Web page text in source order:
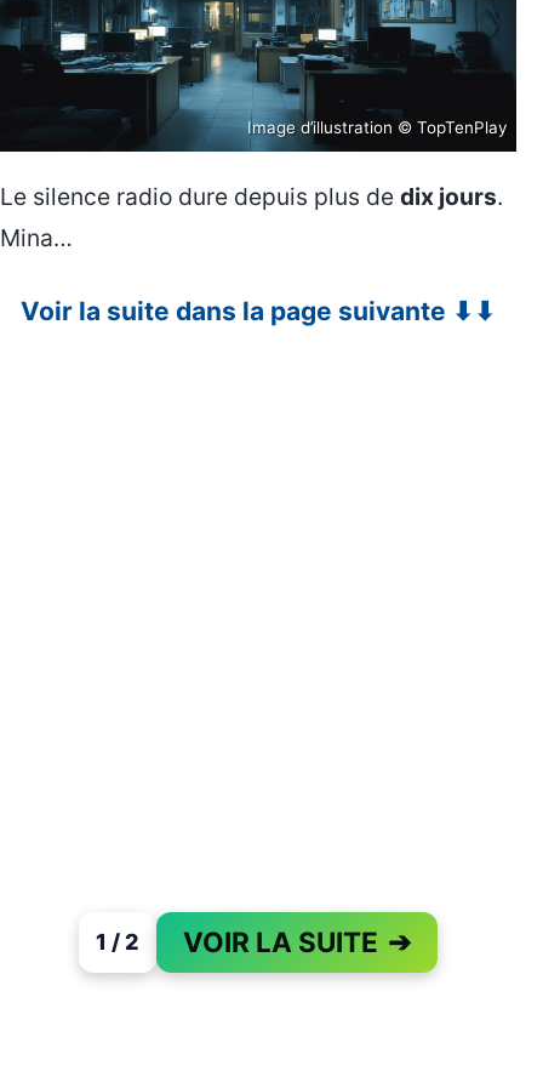
Image d’illustration © TopTenPlay
Le silence radio dure depuis plus de dix jours.
Mina…
Voir la suite dans la page suivante ⬇⬇
1 / 2 VOIR LA SUITE ➔
PAGE 1 OF 2